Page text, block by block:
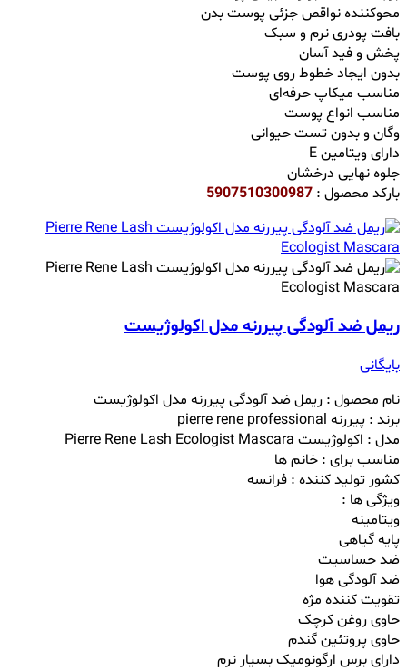
محوکننده نواقص جزئی پوست بدن
بافت پودری نرم و سبک
پخش و فید آسان
بدون ایجاد خطوط روی پوست
مناسب میکاپ حرفه‌ای
مناسب انواع پوست
وگان و بدون تست حیوانی
دارای ویتامین E
جلوه نهایی درخشان
بارکد محصول : 5907510300987
ریمل ضد آلودگی پیررنه مدل اکولوژیست
بایگانی
نام محصول : ریمل ضد آلودگی پیررنه مدل اکولوژیست
برند : پیررنه pierre rene professional
مدل : اکولوژیست Pierre Rene Lash Ecologist Mascara
مناسب برای : خانم ها
کشور تولید کننده : فرانسه
ویژگی ها :
ویتامینه
پایه گیاهی
ضد حساسیت
ضد آلودگی هوا
تقویت کننده مژه
حاوی روغن کرچک
حاوی پروتئین گندم
دارای برس ارگونومیک بسیار نرم